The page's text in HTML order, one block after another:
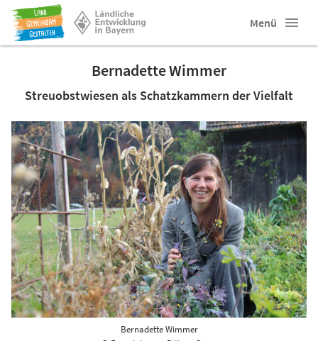
Menü
Bernadette Wimmer
Streuobstwiesen als Schatzkammern der Vielfalt
Bernadette Wimmer